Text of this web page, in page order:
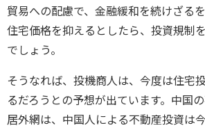
貿易への配慮で、金融緩和を続けざる
住宅価格を抑えるとしたら、投資規制
でしょう。
そうなれば、投機商人は、今度は住宅
るだろうとの予想が出ています。中国
居外網は、中国人による不動産投資は